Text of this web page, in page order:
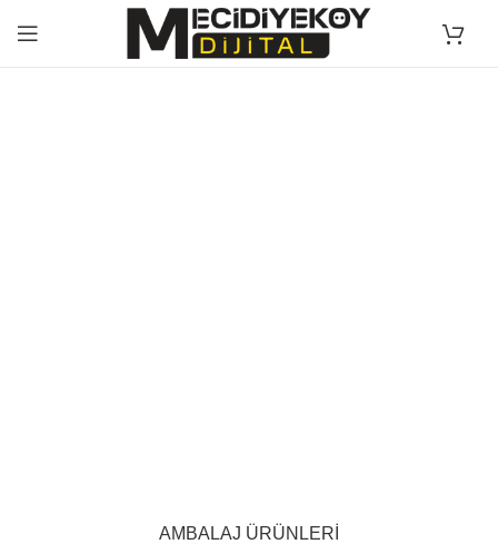
AMBALAJ ÜRÜNLERİ